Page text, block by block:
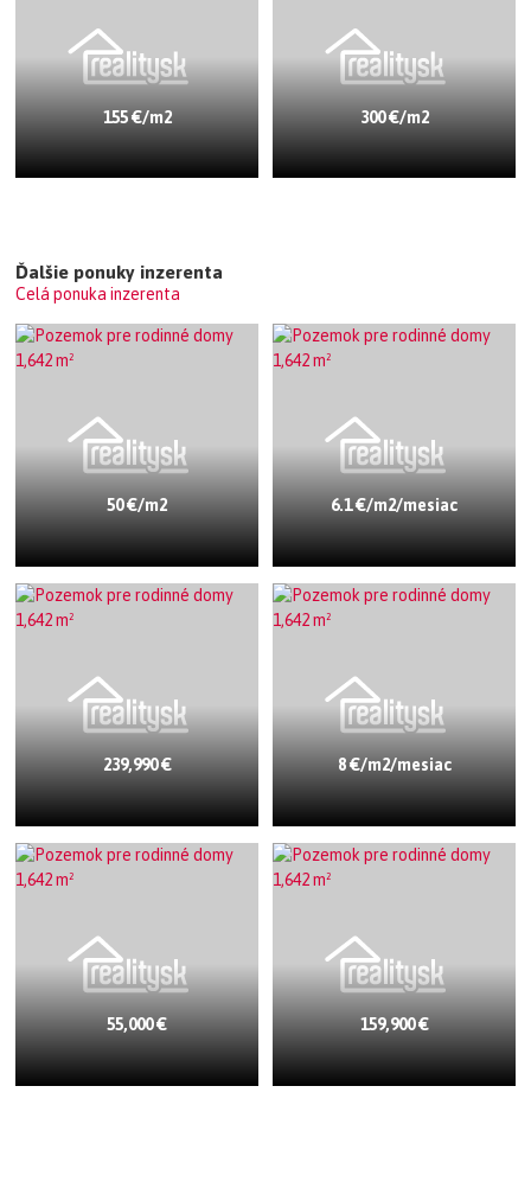
155 €/m2 300 €/m2
Ďalšie ponuky inzerenta
Celá ponuka inzerenta
50 €/m2 6.1 €/m2/mesiac
239,990 € 8 €/m2/mesiac
55,000 € 159,900 €